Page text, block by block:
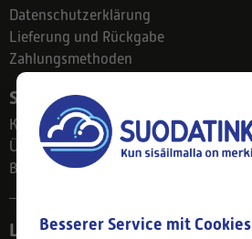
Datenschutzerklärung
Lieferung und Rückgabe
Zahlungsmethoden
Suodatinkeskus
Kontakt
Über uns
Blog
Ladengeschäft
Besserer Service mit Cookies